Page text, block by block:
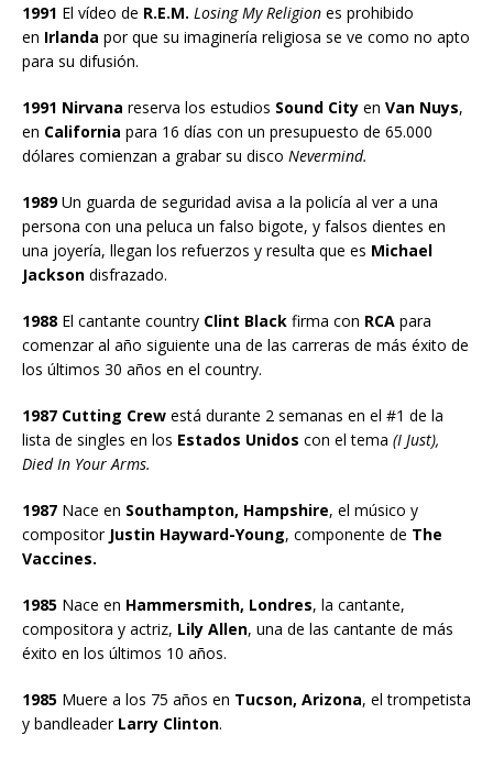
1991 El vídeo de R.E.M. Losing My Religion es prohibido
en Irlanda por que su imaginería religiosa se ve como no apto
para su difusión.
1991 Nirvana reserva los estudios Sound City en Van Nuys,
en California para 16 días con un presupuesto de 65.000
dólares comienzan a grabar su disco Nevermind.
1989Un guarda de seguridad avisa a la policía al ver a una
persona con una peluca un falso bigote, y falsos dientes en
una joyería, llegan los refuerzos y resulta que es Michael
Jackson disfrazado.
1988 El cantante country Clint Black firma con RCA para
comenzar al año siguiente una de las carreras de más éxito de
los últimos 30 años en el country.
1987 Cutting Crew está durante 2 semanas en el #1 de la
lista de singles en los Estados Unidos con el tema (I Just),
Died In Your Arms.
1987 Nace en Southampton, Hampshire, el músico y
compositor Justin Hayward-Young, componente de The
Vaccines.
1985 Nace en Hammersmith, Londres, la cantante,
compositora y actriz, Lily Allen, una de las cantante de más
éxito en los últimos 10 años.
1985 Muere a los 75 años en Tucson, Arizona, el trompetista
y bandleader Larry Clinton.